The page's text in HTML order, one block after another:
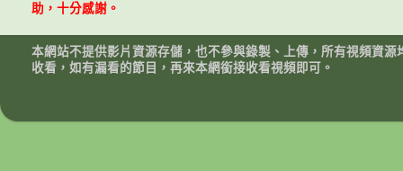
助，十分感謝。
本網站不提供影片資源存儲，也不參與錄製、上傳，所有視頻資
收看，如有漏看的節目，再來本網銜接收看視頻即可。